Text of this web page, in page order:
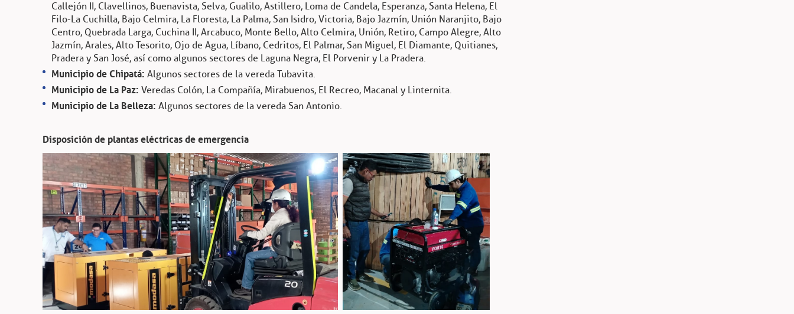
Callejón II, Clavellinos, Buenavista, Selva, Gualilo, Astillero, Loma de Candela, Esperanza, Santa Helena, El
Filo-La Cuchilla, Bajo Celmira, La Floresta, La Palma, San Isidro, Victoria, Bajo Jazmín, Unión Naranjito, Bajo
Centro, Quebrada Larga, Cuchina II, Arcabuco, Monte Bello, Alto Celmira, Unión, Retiro, Campo Alegre, Alto
Jazmín, Arales, Alto Tesorito, Ojo de Agua, Líbano, Cedritos, El Palmar, San Miguel, El Diamante, Quitianes,
Pradera y San José, así como algunos sectores de Laguna Negra, El Porvenir y La Pradera.
Municipio de Chipatá: Algunos sectores de la vereda Tubavita.
Municipio de La Paz: Veredas Colón, La Compañía, Mirabuenos, El Recreo, Macanal y Linternita.
Municipio de La Belleza: Algunos sectores de la vereda San Antonio.
Disposición de plantas eléctricas de emergencia